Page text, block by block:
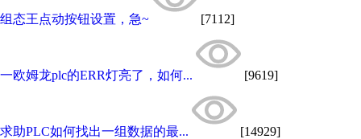
组态王点动按钮设置，急~ [7112]
一欧姆龙plc的ERR灯亮了，如何... [9619]
求助PLC如何找出一组数据的最... [14929]